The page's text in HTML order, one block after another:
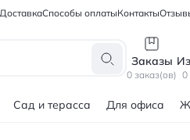
Способы оплатыКонтакты
Заказы
0 заказ(ов) 0
Сад и терасса Для офиса